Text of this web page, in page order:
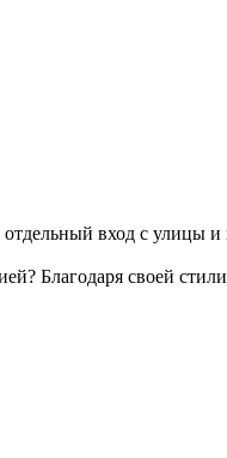
вход с улицы и
Благодаря своей